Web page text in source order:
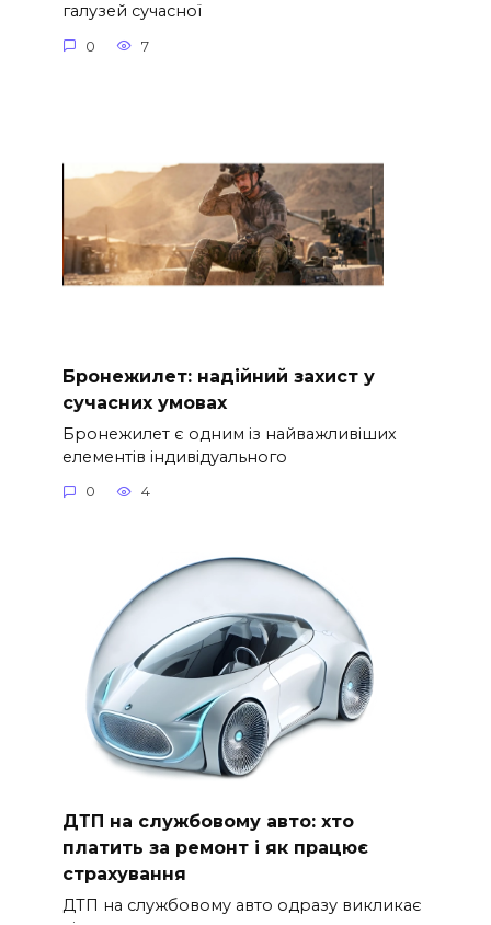
галузей сучасної
0 7
Бронежилет: надійний захист у
сучасних умовах
Бронежилет є одним із найважливіших
елементів індивідуального
0 4
ДТП на службовому авто: хто
платить за ремонт і як працює
страхування
ДТП на службовому авто одразу викликає